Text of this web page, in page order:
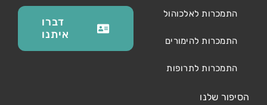
התמכרות לאלכוהול
התמכרות להימורים
התמכרות לתרופות
הסיפור שלנו
דברו
איתנו